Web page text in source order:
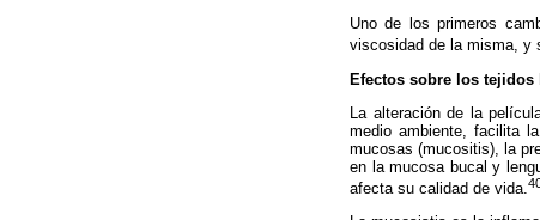
Uno de los primeros
viscosidad de la misma, y
Efectos sobre los tejidos
La alteración de la
medio ambiente, facilita
mucosas (mucositis), la
en la mucosa bucal y
afecta su calidad de vida.